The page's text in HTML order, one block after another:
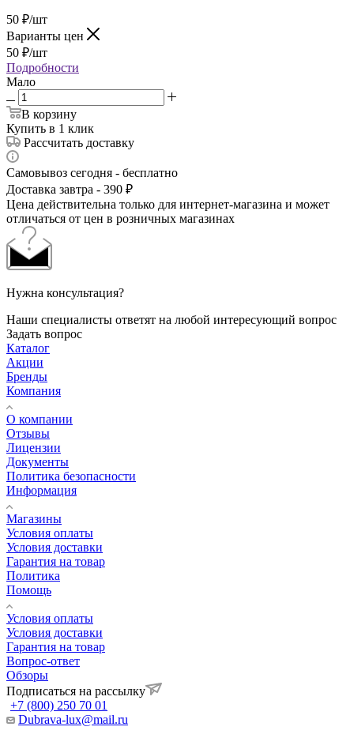
50 ₽/шт
Варианты цен
50 ₽/шт
Подробности
Мало
В корзину
Купить в 1 клик
Рассчитать доставку
Самовывоз сегодня - бесплатно
Доставка завтра - 390 ₽
Цена действительна только для интернет-магазина и может
отличаться от цен в розничных магазинах
Нужна консультация?
Наши специалисты ответят на любой интересующий вопрос
Задать вопрос
Каталог
Акции
Бренды
Компания
О компании
Отзывы
Лицензии
Документы
Политика безопасности
Информация
Магазины
Условия оплаты
Условия доставки
Гарантия на товар
Политика
Помощь
Условия оплаты
Условия доставки
Гарантия на товар
Вопрос-ответ
Обзоры
Подписаться на рассылку
+7 (800) 250 70 01
Dubrava-lux@mail.ru